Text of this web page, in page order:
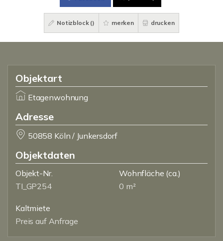
Notizblock () merken drucken
Objektart
Etagenwohnung
Adresse
50858 Köln / Junkersdorf
Objektdaten
Objekt-Nr.
TI_GP254
Wohnfläche (ca.)
0 m²
Kaltmiete
Preis auf Anfrage